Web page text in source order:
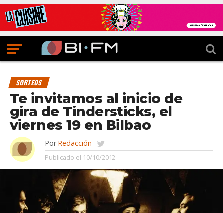
SORTEOS
Te invitamos al inicio de
gira de Tindersticks, el
viernes 19 en Bilbao
Por Redacción
Publicado el 10/10/2012